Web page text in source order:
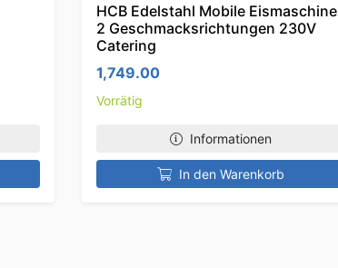
HCB Edelstahl Mobile Eismaschine
2 Geschmacksrichtungen 230V
Catering
1,749.00
Vorrätig
Informationen
In den Warenkorb